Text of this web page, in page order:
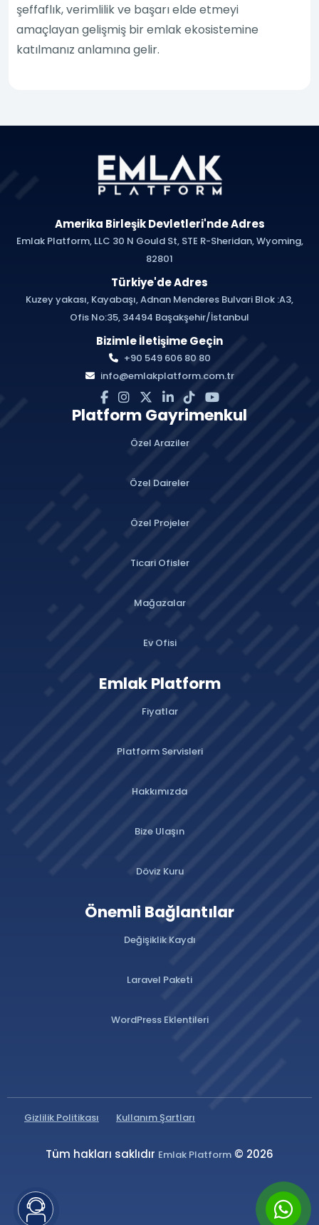
şeffaflık, verimlilik ve başarı elde etmeyi
amaçlayan gelişmiş bir emlak ekosistemine
katılmanız anlamına gelir.
Amerika Birleşik Devletleri'nde Adres
Emlak Platform, LLC 30 N Gould St, STE R-Sheridan, Wyoming,
82801
Türkiye'de Adres
Kuzey yakası, Kayabaşı, Adnan Menderes Bulvari Blok :A3,
Ofis No:35, 34494 Başakşehir/İstanbul
Bizimle İletişime Geçin
+90 549 606 80 80
info@emlakplatform.com.tr
Platform Gayrimenkul
Özel Araziler
Özel Daireler
Özel Projeler
Ticari Ofisler
Mağazalar
Ev Ofisi
Emlak Platform
Fiyatlar
Platform Servisleri
Hakkımızda
Bize Ulaşın
Döviz Kuru
Önemli Bağlantılar
Değişiklik Kaydı
Laravel Paketi
WordPress Eklentileri
Gizlilik Politikası Kullanım Şartları
Tüm hakları saklıdır Emlak Platform © 2026